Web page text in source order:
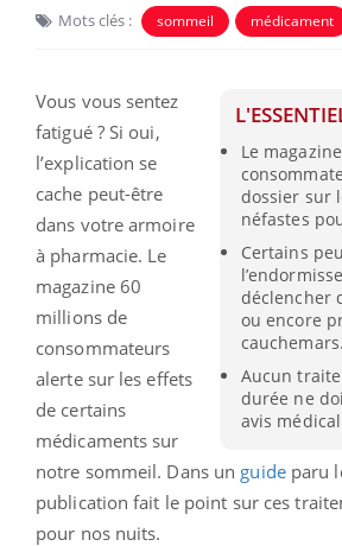
Mots clés : sommeil médicament
Le
dossier sur
néfastes
Certains
déclencher
ou encore
cauchemars.
Aucun
durée ne
avis
Vous vous sentez
fatigué ? Si oui,
l’explication se
cache peut-être
dans votre armoire
à pharmacie. Le
magazine 60
millions de
consommateurs
alerte sur les effets
de certains
médicaments sur
notre sommeil. Dans un guideparu
publication fait le point sur ces
pour nos nuits.